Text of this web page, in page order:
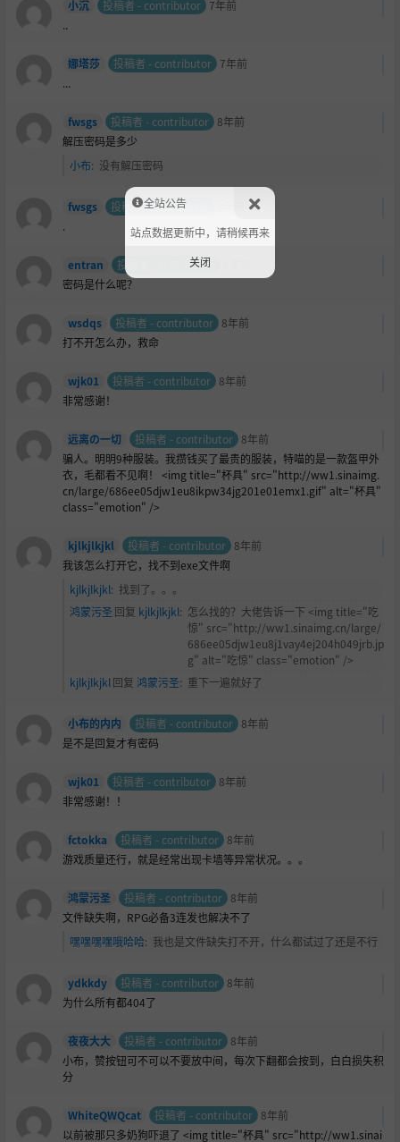
小沉 投稿者 - contributor 7年前
..
娜塔莎 投稿者 - contributor 7年前
...
fwsgs 投稿者 - contributor 8年前
解压密码是多少
小布: 没有解压密码
fwsgs 投稿者 - contributor
.
entran 投稿者 - contributor
密码是什么呢？
wsdqs 投稿者 - contributor 8年前
打不开怎么办，救命
wjk01 投稿者 - contributor 8年前
非常感谢！
远离の一切 投稿者 - contributor 8年前
骗人。明明9种服装。我攒钱买了最贵的服装，特喵的是一款盔甲外
衣，毛都看不见啊！ <img title="杯具" src="http://ww1.sinaimg.
cn/large/686ee05djw1eu8ikpw34jg201e01emx1.gif" alt="杯具"
class="emotion" />
kjlkjlkjkl 投稿者 - contributor 8年前
我该怎么打开它，找不到exe文件啊
kjlkjlkjkl: 找到了。。。
鸿蒙污圣回复 kjlkjlkjkl: 怎么找的？大佬告诉一下 <img title="吃
惊" src="http://ww1.sinaimg.cn/large/
686ee05djw1eu8j1vay4ej204h049jrb.jp
g" alt="吃惊" class="emotion" />
kjlkjlkjkl 回复 鸿蒙污圣: 重下一遍就好了
小布的内内 投稿者 - contributor 8年前
是不是回复才有密码
wjk01 投稿者 - contributor 8年前
非常感谢！！
fctokka 投稿者 - contributor 8年前
游戏质量还行，就是经常出现卡墙等异常状况。。。
鸿蒙污圣 投稿者 - contributor 8年前
文件缺失啊，RPG必备3连发也解决不了
嘿嘿嘿嘿哦哈哈: 我也是文件缺失打不开，什么都试过了还是不行
ydkkdy 投稿者 - contributor 8年前
为什么所有都404了
夜夜大大 投稿者 - contributor 8年前
小布，赞按钮可不可以不要放中间，每次下翻都会按到，白白损失积
分
WhiteQWQcat 投稿者 - contributor 8年前
以前被那只多奶狗吓退了 <img title="杯具" src="http://ww1.sinai
全站公告
站点数据更新中，请稍候再来
关闭